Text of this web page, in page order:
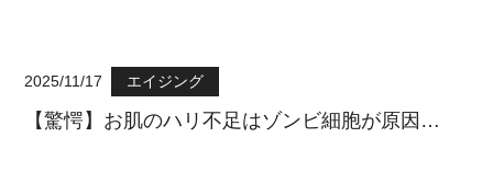
2025/11/17 エイジング
【驚愕】お肌のハリ不足はゾンビ細胞が原因…